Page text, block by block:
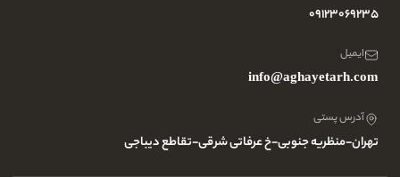
09123069235
ایمیل
info@aghayetarh.com
آدرس پستی
تهران-منظریه جنوبی-خ عرفاتی شرقی-تقاطع دیباجی